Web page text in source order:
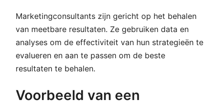
Marketingconsultants zijn gericht op het behalen
van meetbare resultaten. Ze gebruiken data en
analyses om de effectiviteit van hun strategieën te
evalueren en aan te passen om de beste
resultaten te behalen.
Voorbeeld van een